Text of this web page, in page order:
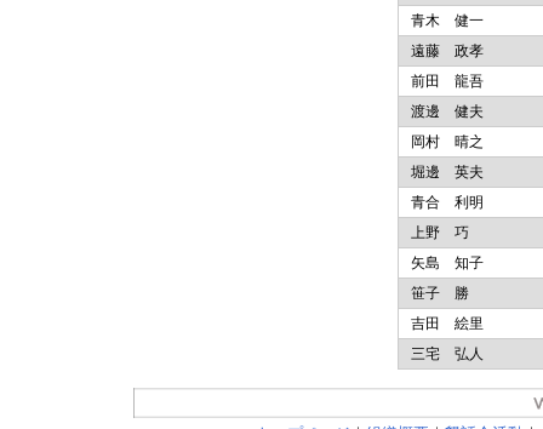
青木 健一
遠藤 政孝
前田 龍吾
渡邊 健夫
岡村 晴之
堀邊 英夫
青合 利明
上野 巧
矢島 知子
笹子 勝
吉田 絵里
三宅 弘人